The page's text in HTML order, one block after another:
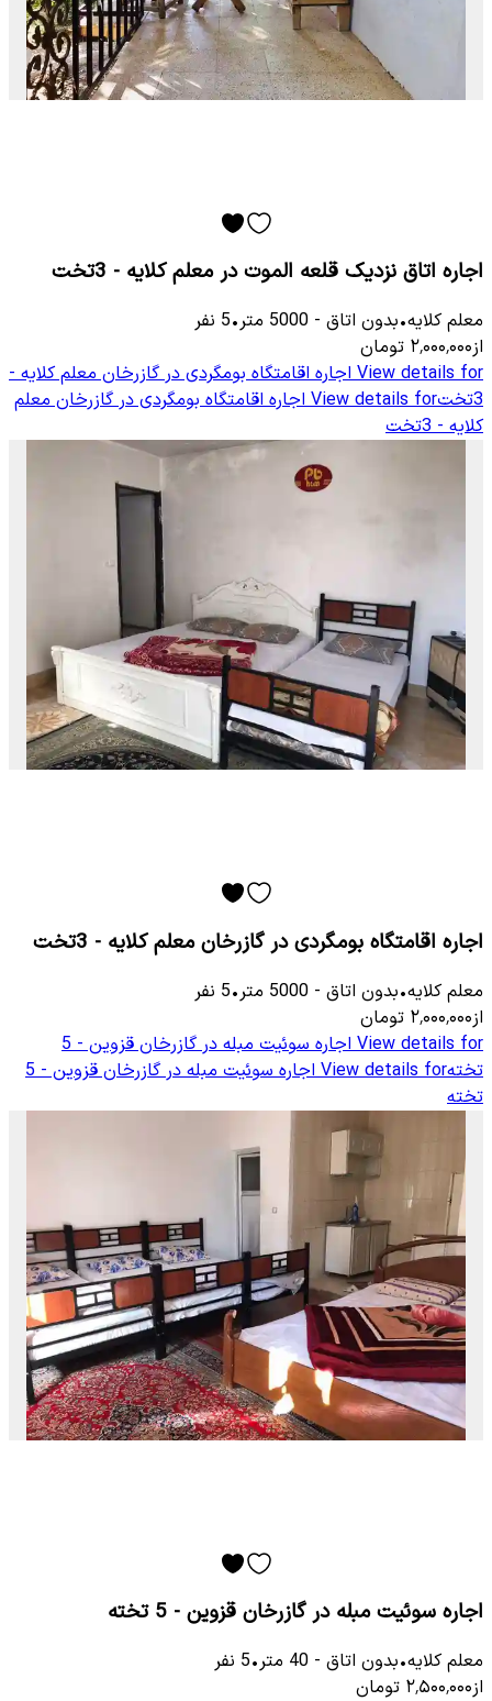
اجاره اتاق نزدیک قلعه الموت در معلم کلایه - 3تخت
معلم كلایه•بدون اتاق -
5000 متر•
5 نفر
از۲٬۰۰۰٬۰۰۰ تومان
View details for اجاره اقامتگاه بومگردی در گازرخان معلم کلایه -
3تخت
View details for اجاره اقامتگاه بومگردی در گازرخان معلم
کلایه - 3تخت
اجاره اقامتگاه بومگردی در گازرخان معلم کلایه - 3تخت
معلم كلایه•بدون اتاق -
5000 متر•
5 نفر
از۲٬۰۰۰٬۰۰۰ تومان
View details for
اجاره سوئیت مبله در گازرخان قزوین - 5
تختهView details for
اجاره سوئیت مبله در گازرخان قزوین - 5
تخته
اجاره سوئیت مبله در گازرخان قزوین - 5 تخته
معلم كلایه•بدون اتاق -
40 متر•
5 نفر
از۲٬۵۰۰٬۰۰۰ تومان